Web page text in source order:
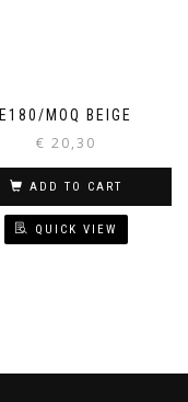
E180/MOQ BEIGE
€ 20,30
ADD TO CART
QUICK VIEW